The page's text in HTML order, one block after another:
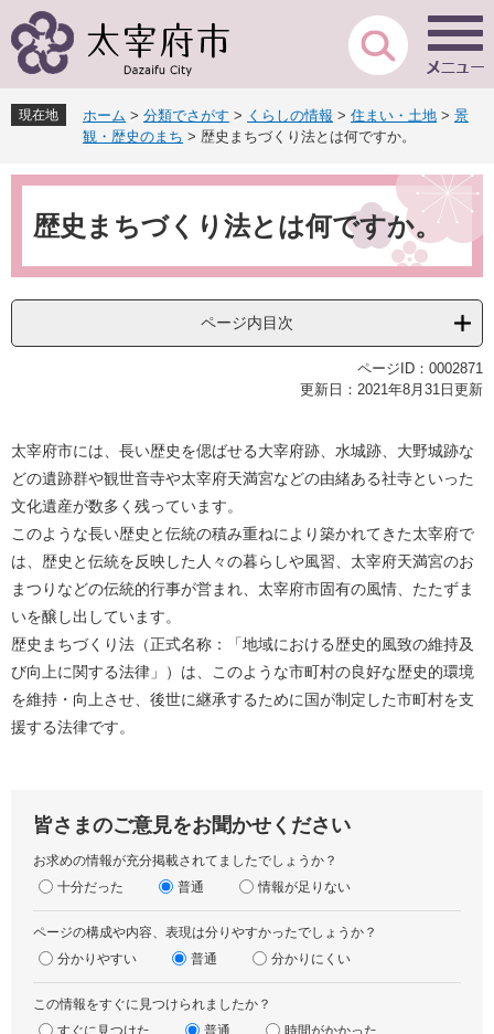
ー
先
頭
す
ニ
を
飛
し
現在地 ホーム > 分類でさがす > くらしの情報 > 住まい・土地 > 景
観・歴史のまち > 歴史まちづくり法とは何ですか。
本
歴史まちづくり法とは何ですか。
ページ内目次
ページID：0002871
更新日：2021年8月31日更新
太宰府市には、長い歴史を偲ばせる大宰府跡、水城跡、大野城跡な
どの遺跡群や観世音寺や太宰府天満宮などの由緒ある社寺といった
文化遺産が数多く残っています。
このような長い歴史と伝統の積み重ねにより築かれてきた太宰府で
は、歴史と伝統を反映した人々の暮らしや風習、太宰府天満宮のお
まつりなどの伝統的行事が営まれ、太宰府市固有の風情、たたずま
いを醸し出しています。
歴史まちづくり法（正式名称：「地域における歴史的風致の維持及
び向上に関する法律」）は、このような市町村の良好な歴史的環境
を維持・向上させ、後世に継承するために国が制定した市町村を支
援する法律です。
皆さまのご意見をお聞かせください
お求めの情報が充分掲載されてましたでしょうか？
十分だった
普通 情報が足りない
ページの構成や内容、表現は分りやすかったでしょうか？
分かりやすい
普通 分かりにくい
この情報をすぐに見つけられましたか？
すぐに見つけた
普通 時間がかかった